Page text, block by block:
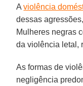
Aviolência
dessas
Mulheres negras
da violência letal,
As formas de
negligência